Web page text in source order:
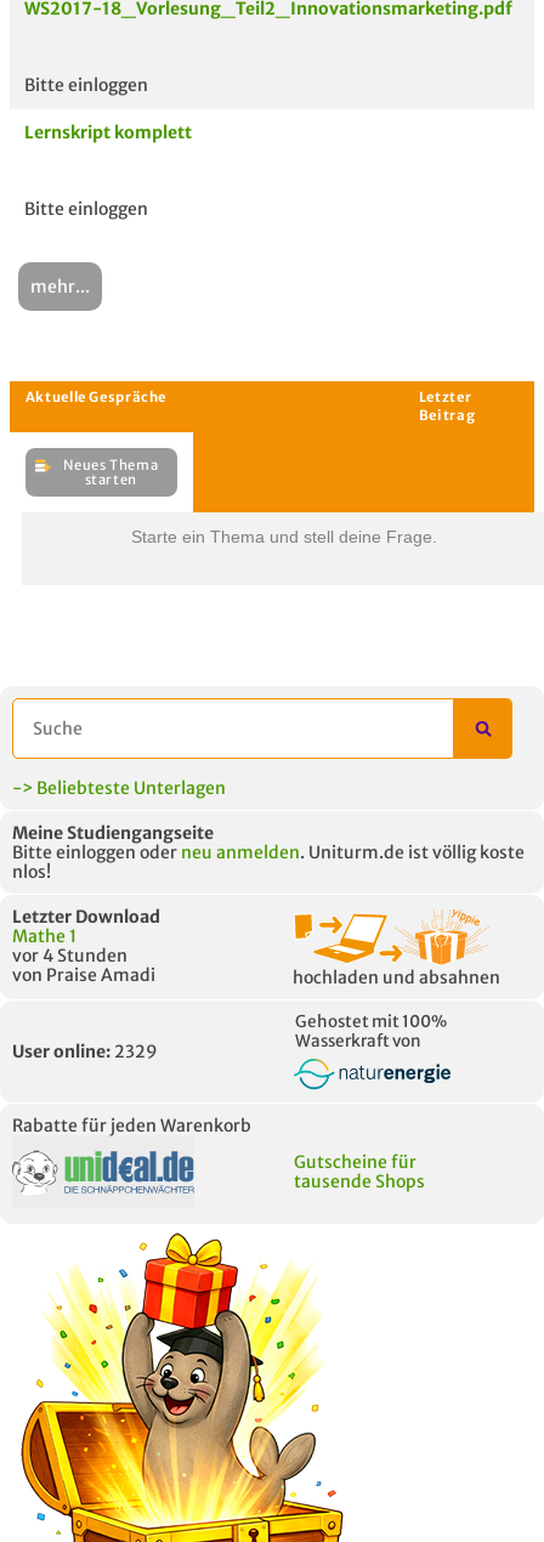
WS2017-18_Vorlesung_Teil2_Innovationsmarketing.pdf
Bitte einloggen
Lernskript komplett
Bitte einloggen
mehr...
Aktuelle Gespräche
Neues Thema
starten
Starte ein Thema und stell deine Frage.
-> Beliebteste Unterlagen
Meine Studiengangseite
Bitte einloggen oder neu anmelden. Uniturm.de ist völlig koste
nlos!
Letzter Download
Mathe 1
vor 4 Stunden
von Praise Amadi
hochladen und absahnen
User online: 2329
Gehostet mit 100%
Wasserkraft von
Rabatte für jeden Warenkorb
Gutscheine für
tausende Shops